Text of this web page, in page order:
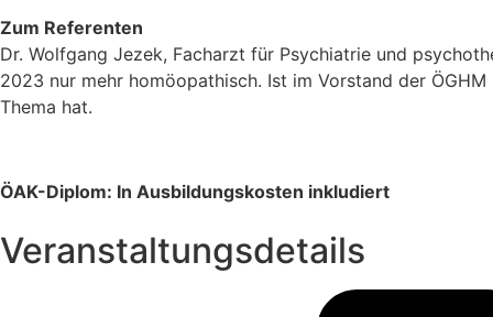
Zum Referenten
Dr. Wolfgang Jezek, Facharzt für Psychiatrie und
2023 nur mehr homöopathisch. Ist im Vorstand der
Thema hat.
ÖAK-Diplom: In Ausbildungskosten inkludiert
Veranstaltungsdetails